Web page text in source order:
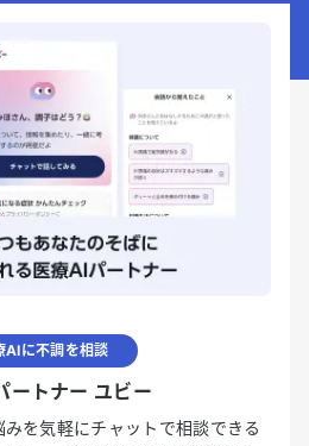
AIに不調を相談
ートナー ユビー
を気軽にチャットで相談できる